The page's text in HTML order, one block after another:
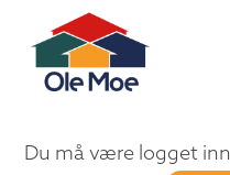
Du må være logget inn